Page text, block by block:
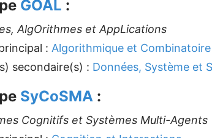
GOAL :
AlgOrithmes et AppLications
: Algorithmique et Combinatoire
secondaire(s) : Données, Système et
SyCoSMA:
Cognitifs et Systèmes Multi-Agents